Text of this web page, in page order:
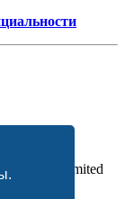
phpBB Limited